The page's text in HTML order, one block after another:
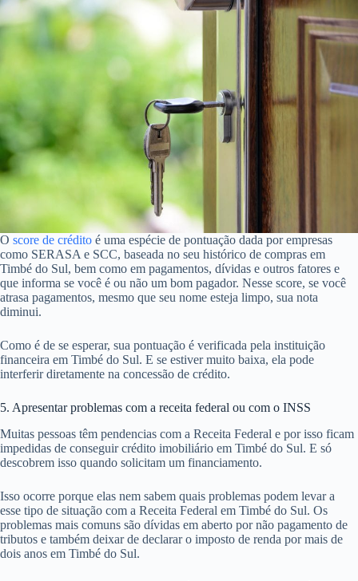
O score de crédito é uma espécie de pontuação dada por empresas
como SERASA e SCC, baseada no seu histórico de compras em
Timbé do Sul, bem como em pagamentos, dívidas e outros fatores e
que informa se você é ou não um bom pagador. Nesse score, se você
atrasa pagamentos, mesmo que seu nome esteja limpo, sua nota
diminui.
Como é de se esperar, sua pontuação é verificada pela instituição
financeira em Timbé do Sul. E se estiver muito baixa, ela pode
interferir diretamente na concessão de crédito.
5. Apresentar problemas com a receita federal ou com o INSS
Muitas pessoas têm pendencias com a Receita Federal e por isso ficam
impedidas de conseguir crédito imobiliário em Timbé do Sul. E só
descobrem isso quando solicitam um financiamento.
Isso ocorre porque elas nem sabem quais problemas podem levar a
esse tipo de situação com a Receita Federal em Timbé do Sul. Os
problemas mais comuns são dívidas em aberto por não pagamento de
tributos e também deixar de declarar o imposto de renda por mais de
dois anos em Timbé do Sul.